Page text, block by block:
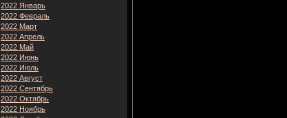
2022 Январь
2022 Февраль
2022 Март
2022 Апрель
2022 Май
2022 Июнь
2022 Июль
2022 Август
2022 Сентябрь
2022 Октябрь
2022 Ноябрь